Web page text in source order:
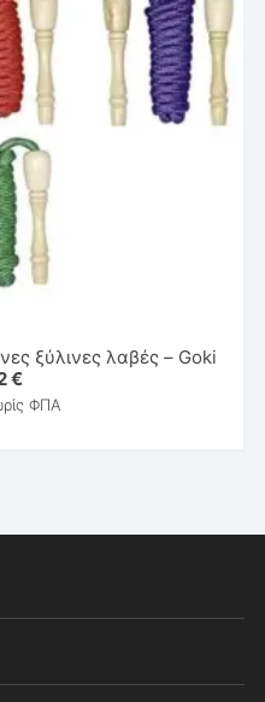
ξύλινες λαβές – Goki
€
ΦΠΑ